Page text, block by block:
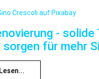
- solide
sorgen für mehr